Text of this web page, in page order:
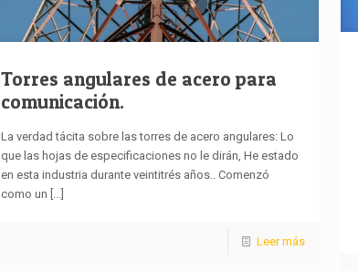
Torres angulares de acero para
comunicación.
La verdad tácita sobre las torres de acero angulares: Lo
que las hojas de especificaciones no le dirán, He estado
en esta industria durante veintitrés años.. Comenzó
como un [...]
Leer más